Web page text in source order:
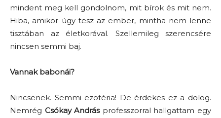
mindent meg kell gondolnom, mit bírok és mit nem.
Hiba, amikor úgy tesz az ember, mintha nem lenne
tisztában az életkorával. Szellemileg szerencsére
nincsen semmi baj.
Vannak babonái?
Nincsenek. Semmi ezotéria! De érdekes ez a dolog.
Nemrég Csókay Andrásprofesszorral hallgattam egy